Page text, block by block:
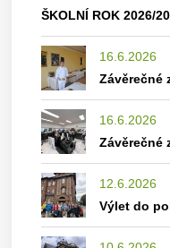
ŠKOLNÍ ROK 2026/
16.6.2026
Závěrečné
16.6.2026
Závěrečné
12.6.2026
Výlet do